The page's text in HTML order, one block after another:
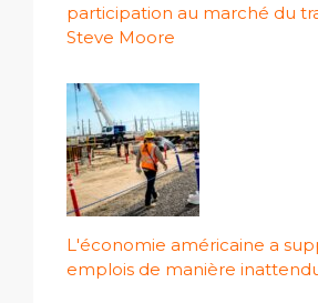
participation au marché du
Steve Moore
L'économie américaine a
emplois de manière